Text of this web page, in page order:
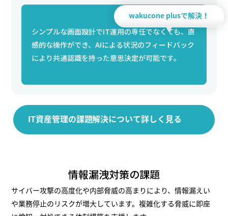
wakucone plusで解決！
シンプルな画面設計でIT運用の専任でなくても、直
感的な操作ができ、AIによる状況のフィードバック
により共通認識を持った意思決定が可能です。
IT資産管理の課題解決について詳しく見る
情報漏洩対策の課題
サイバー攻撃の高度化や内部脅威の高まりにより、情報漏えい
や業務停止のリスクが増大しています。複雑化する脅威に即座